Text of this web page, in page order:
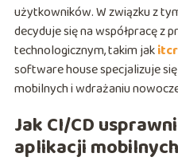
użytkowników. W związku z
decyduje się na współpracę z
technologicznym, takim jak
software house specjalizuje
mobilnych i wdrażaniu
Jak CI/CD
aplikacji